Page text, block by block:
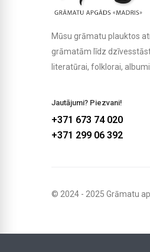
Mūsu grāmatu plauktos
grāmatām līdz
literatūrai, folklorai,
Jautājumi? Piezvani!
+371 673 74 020
+371 299 06 392
© 2024 - 2025 Grāmatu